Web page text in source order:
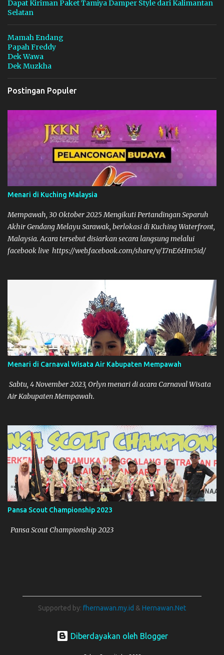
r
Dapat Kiriman Paket Tamiya Damper Style dari Kalimantan
Selatan
Mamah Endang
Papah Freddy
Dek Wawa
Dek Muzkha
Postingan Populer
Menari di Kuching Malaysia
Mempawah, 30 Oktober 2025 Mengikuti Pertandingan Separuh
Akhir Gendang Melayu Sarawak, berlokasi di Kuching Waterfront,
Malaysia. Acara tersebut disiarkan secara langsung melalui
facebook live https://web.facebook.com/share/v/17nE6Hm5id/
Menari di Carnaval Wisata Air Kabupaten Mempawah
Sabtu, 4 November 2023, Orlyn menari di acara Carnaval Wisata
Air Kabupaten Mempawah.
Pansa Scout Championship 2023
Pansa Scout Championship 2023
Supported by: fhernawan.my.id & Hernawan.Net
Diberdayakan oleh Blogger